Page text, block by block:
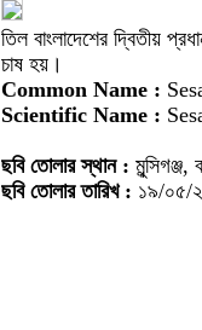
তিল বাংলাদেশের দ্বিতীয়
চাষ হয়।
Common Name :
Scientific Name :
ছবি তোলার স্থান : মুন্সিগঞ্জ,
ছবি তোলার তারিখ : ১৯/০৫/